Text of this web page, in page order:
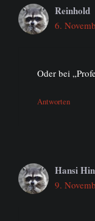
Reinhold
6.
Oder bei
Antworten
Hansi
9.